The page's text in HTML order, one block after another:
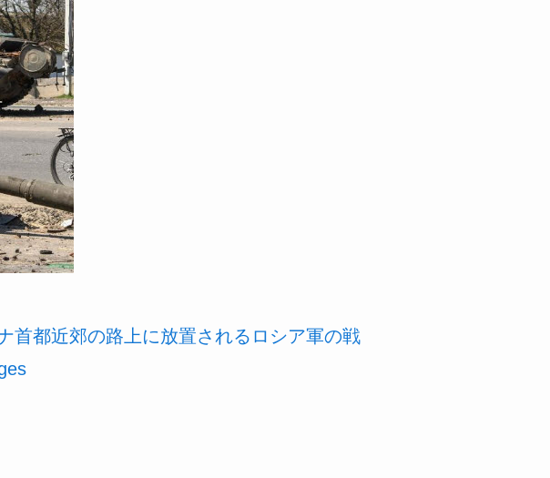
首都近郊の路上に放置されるロシア軍の戦